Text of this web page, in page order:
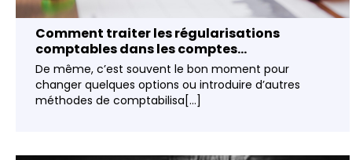
Comment traiter les régularisations
comptables dans les comptes...
De même, c’est souvent le bon moment pour
changer quelques options ou introduire d’autres
méthodes de comptabilisa[...]